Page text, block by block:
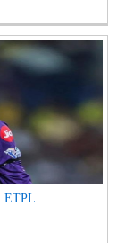
ETPL...